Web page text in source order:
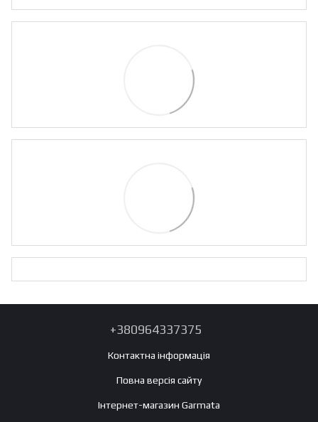
+380964337375
Контактна інформація
Повна версія сайту
Інтернет-магазин Garmata